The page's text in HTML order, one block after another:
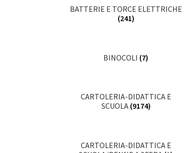
BATTERIE E TORCE ELETTRICHE
(241)
BINOCOLI (7)
CARTOLERIA-DIDATTICA E
SCUOLA (9174)
CARTOLERIA-DIDATTICA E